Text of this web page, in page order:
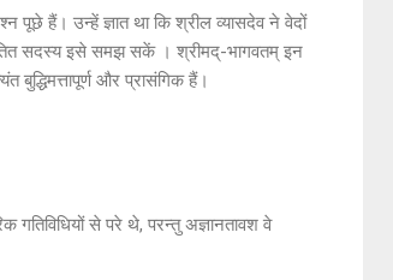
पूछे हैं। उन्हें ज्ञात था कि श्रील व्यासदेव ने वेदों
सदस्य इसे समझ सकें । श्रीमद्-भागवतम् इन
और प्रासंगिक हैं।
गतिविधियों से परे थे, परन्तु अज्ञानतावश वे